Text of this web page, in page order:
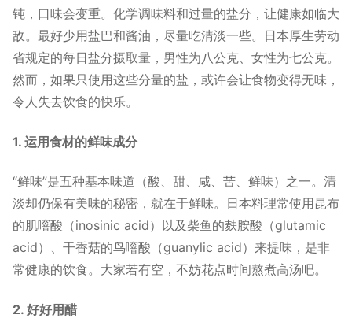
钝，口味会变重。化学调味料和过量的盐分，让健康如临大
敌。最好少用盐巴和酱油，尽量吃清淡一些。日本厚生劳动
省规定的每日盐分摄取量，男性为八公克、女性为七公克。
然而，如果只使用这些分量的盐，或许会让食物变得无味，
令人失去饮食的快乐。
1. 运用食材的鲜味成分
“鲜味”是五种基本味道（酸、甜、咸、苦、鲜味）之一。清
淡却仍保有美味的秘密，就在于鲜味。日本料理常使用昆布
的肌噾酸（inosinic acid）以及柴鱼的麸胺酸（glutamic
acid）、干香菇的鸟噾酸（guanylic acid）来提味，是非
常健康的饮食。大家若有空，不妨花点时间熬煮高汤吧。
2. 好好用醋